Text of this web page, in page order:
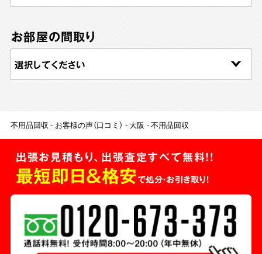
お部屋の間取り
不用品回収 お客様の声（口コミ） 大阪 不用品回収
出張お見積もり、出張査定すべて無料!!
最短即日＆格安で処分・お引き取り！